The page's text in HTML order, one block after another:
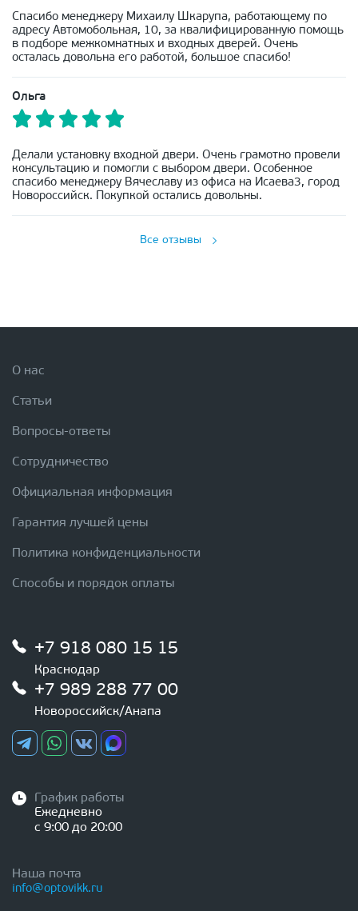
Спасибо менеджеру Михаилу Шкарупа, работающему по
адресу Автомобольная, 10, за квалифицированную помощь
в подборе межкомнатных и входных дверей. Очень
осталась довольна его работой, большое спасибо!
Ольга
Делали установку входной двери. Очень грамотно провели
консультацию и помогли с выбором двери. Особенное
спасибо менеджеру Вячеславу из офиса на Исаева3, город
Новороссийск. Покупкой остались довольны.
Все отзывы
О нас
Статьи
Вопросы-ответы
Сотрудничество
Официальная информация
Гарантия лучшей цены
Политика конфиденциальности
Способы и порядок оплаты
+7 918 080 15 15
Краснодар
+7 989 288 77 00
Новороссийск/Анапа
График работы
Ежедневно
с 9:00 до 20:00
Наша почта
info@optovikk.ru